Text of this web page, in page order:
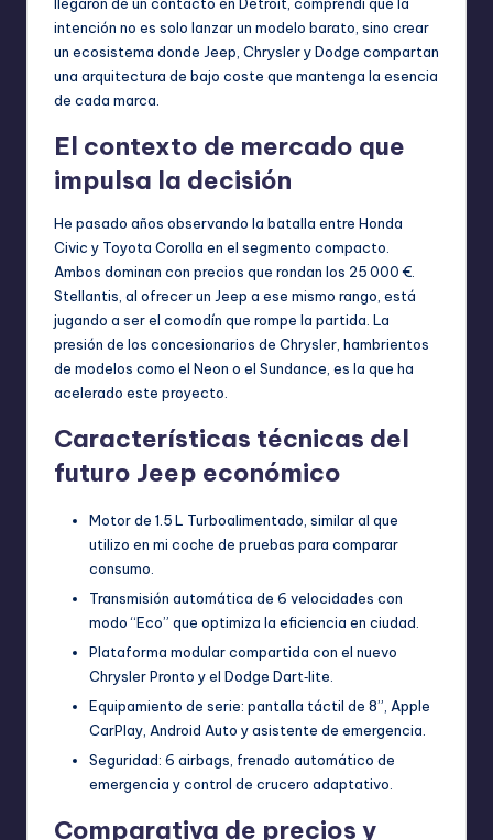
intención no es solo lanzar un modelo barato, sino crear
un ecosistema donde Jeep, Chrysler y Dodge compartan
una arquitectura de bajo coste que mantenga la esencia
de cada marca.
El contexto de mercado que
impulsa la decisión
He pasado años observando la batalla entre Honda
Civic y Toyota Corolla en el segmento compacto.
Ambos dominan con precios que rondan los 25 000 €.
Stellantis, al ofrecer un Jeep a ese mismo rango, está
jugando a ser el comodín que rompe la partida. La
presión de los concesionarios de Chrysler, hambrientos
de modelos como el Neon o el Sundance, es la que ha
acelerado este proyecto.
Características técnicas del
futuro Jeep económico
Motor de 1.5 L Turboalimentado, similar al que
utilizo en mi coche de pruebas para comparar
consumo.
Transmisión automática de 6 velocidades con
modo “Eco” que optimiza la eficiencia en ciudad.
Plataforma modular compartida con el nuevo
Chrysler Pronto y el Dodge Dart‑lite.
Equipamiento de serie: pantalla táctil de 8”, Apple
CarPlay, Android Auto y asistente de emergencia.
Seguridad: 6 airbags, frenado automático de
emergencia y control de crucero adaptativo.
Comparativa de precios y